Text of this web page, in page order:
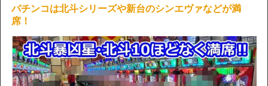
パチンコは北斗シリーズや新台のシンエヴァなどが満
席！